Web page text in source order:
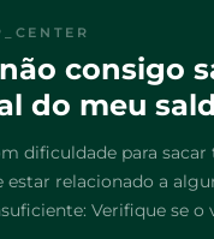
consigo
do meu
dificuldade para sacar
estar relacionado a
Verifique se o